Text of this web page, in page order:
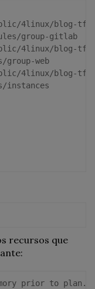
4linux/blog-
group-gitlab
4linux/blog-
web
4linux/blog-
instances
recursos que
prior to